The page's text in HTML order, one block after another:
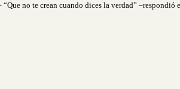
“Que no te crean cuando dices la verdad” –respondió